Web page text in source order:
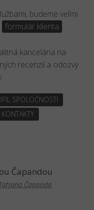
budeme veľmi
formulár klienta .
kancelária na
recenzií a odozvy
SPOLOČNOSTI
Čapandou
Čapanda